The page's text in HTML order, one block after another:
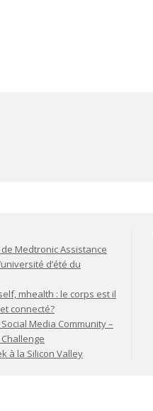
Medtronic Assistance
d’été du
mhealth : le corps est il
connecté?
Media Community –
à la Silicon Valley